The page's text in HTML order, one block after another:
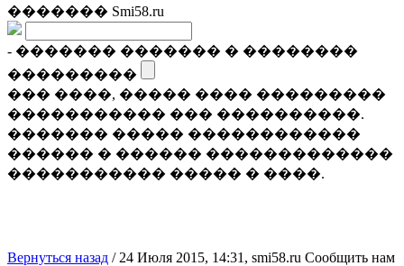
������� Smi58.ru
- ������� ������� � ��������
���������
��� ����, ����� ���� ���������
����������� ��� ����������.
������� ����� ������������
������ � ������ �������������
����������� ����� � ����.
Вернуться назад / 24 Июля 2015, 14:31, smi58.ru Сообщить нам